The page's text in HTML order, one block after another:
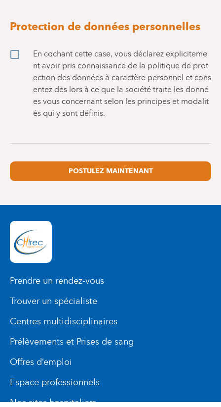
Protection de données personnelles
En cochant cette case, vous déclarez expliciteme
nt avoir pris connaissance de la politique de prot
ection des données à caractère personnel et cons
entez dès lors à ce que la société traite les donné
es vous concernant selon les principes et modalit
és qui y sont définis.
POSTULEZ MAINTENANT
Prendre un rendez-vous
Trouver un spécialiste
Centres multidisciplinaires
Prélèvements et Prises de sang
Offres d’emploi
Espace professionnels
Nos sites hospitaliers